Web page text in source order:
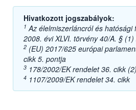
Hivatkozott jogszabályok:
1 Az élelmiszerláncról és hatósági
2008. évi XLVI. törvény 40/A. §
2 (EU) 2017/625 európai
cikk 5. pontja
3 178/2002/EK rendelet 36. cikk
4 1107/2009/EK rendelet 34. cikk